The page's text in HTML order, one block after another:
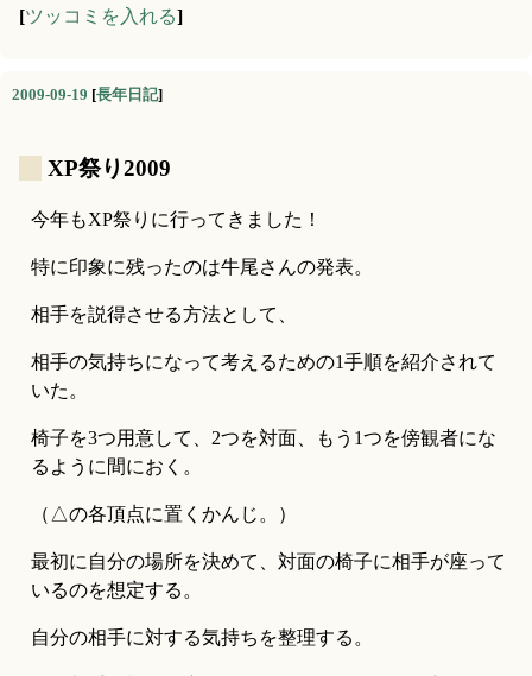
[ツッコミを入れる]
2009-09-19 [長年日記]
XP祭り2009
今年もXP祭りに行ってきました！
特に印象に残ったのは牛尾さんの発表。
相手を説得させる方法として、
相手の気持ちになって考えるための1手順を紹介されて
いた。
椅子を3つ用意して、2つを対面、もう1つを傍観者にな
るように間におく。
（△の各頂点に置くかんじ。）
最初に自分の場所を決めて、対面の椅子に相手が座って
いるのを想定する。
自分の相手に対する気持ちを整理する。